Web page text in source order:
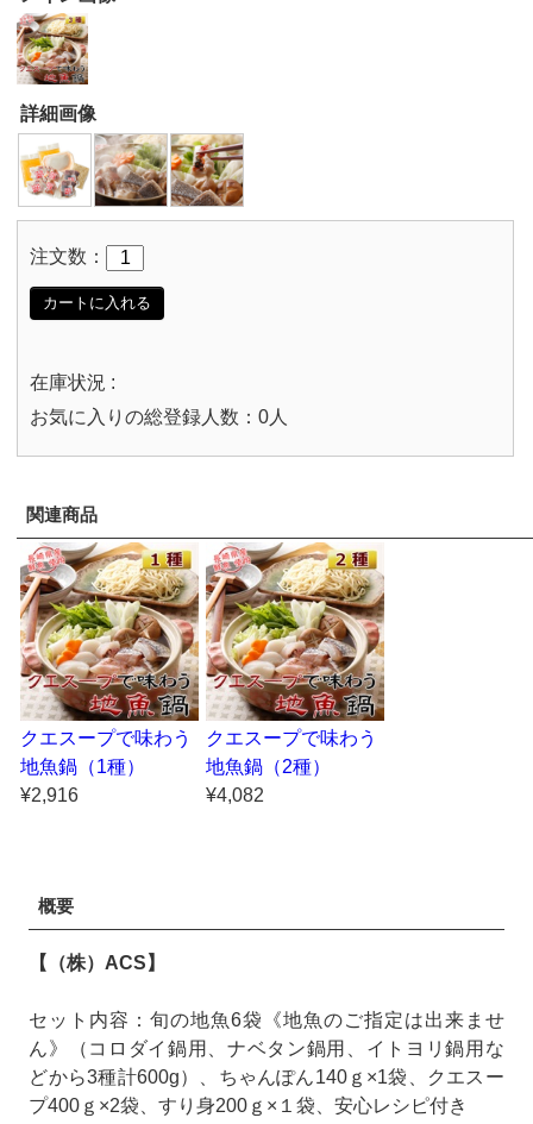
詳細画像
注文数：
カートに入れる
在庫状況 :
お気に入りの総登録人数：0人
関連商品
クエスープで味わう
地魚鍋（1種）
¥2,916
クエスープで味わう
地魚鍋（2種）
¥4,082
概要
【（株）ACS】
セット内容：旬の地魚6袋《地魚のご指定は出来ませ
ん》（コロダイ鍋用、ナベタン鍋用、イトヨリ鍋用な
どから3種計600g）、ちゃんぽん140ｇ×1袋、クエスー
プ400ｇ×2袋、すり身200ｇ×１袋、安心レシピ付き